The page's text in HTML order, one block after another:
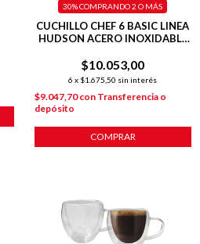
CUCHILLO CHEF 6 BASIC LINEA
HUDSON ACERO INOXIDABLE
$10.053,00
6 x $1.675,50 sin interés
30%COMPRANDO 2 O MÁS
$9.047,70con Transferencia o
depósito
COMPRAR